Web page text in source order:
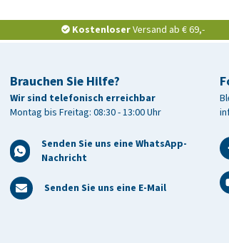
KostenloserVersand ab € 69,-
Brauchen Sie Hilfe?
Wir sind telefonisch erreichbar
Montag bis Freitag: 08:30 - 13:00 Uhr
Senden Sie uns eine WhatsApp-
Nachricht
Senden Sie uns eine E-Mail